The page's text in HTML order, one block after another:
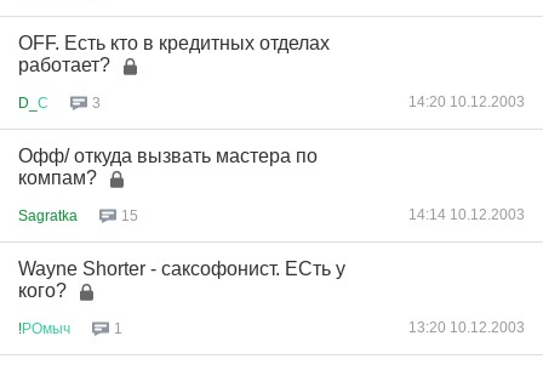
OFF. Есть кто в кредитных отделах
работает?
D_ С 3 14:20 10.12.2003
Офф/ откуда вызвать мастера по
компам?
Sagratka 15 14:14 10.12.2003
Wayne Shorter - саксофонист. ЕСть у
кого?
!РОмыч 1 13:20 10.12.2003